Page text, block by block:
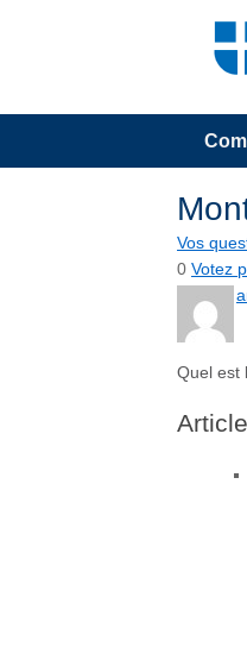
Vos
0 Votez
Quel est